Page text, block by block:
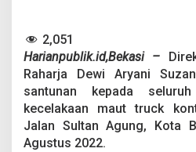
a
a
n
r
u
k
2,051
Harianpublik.id,Bekasi –
Raharja Dewi Aryani
santunan kepada
kecelakaan maut truck
Jalan Sultan Agung, Kota
Agustus 2022.